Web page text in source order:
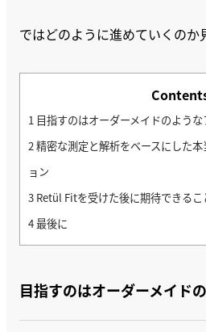
ではどのように進めていくのか
1 目指すのはオーダーメイドのような
2精密な測定と解析をベースにした
ョン
3 Retül Fitを受けた後に期待できるこ
4最後に
目指すのはオーダーメイド